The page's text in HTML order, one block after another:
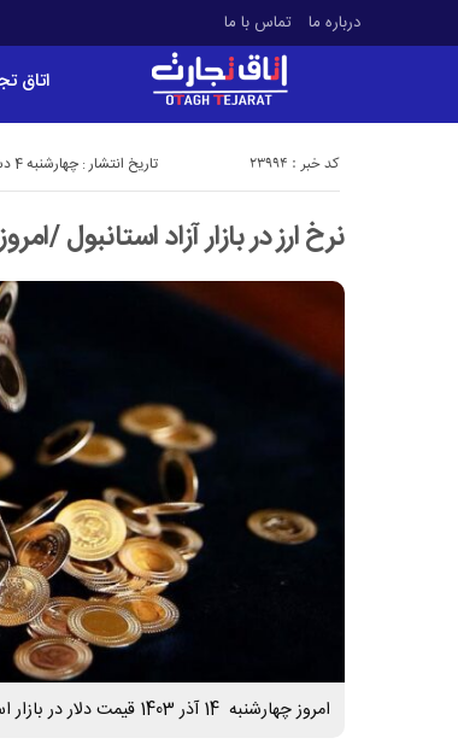
درباره ما تماس با ما
اتاق
تاریخ انتشار : چهارشنبه 4 دسامبر 2024 - 1:37 کد خبر : 23994
نرخ ارز در بازار آزاد استانبول /امروز
امروز چهارشنبه 14 آذر 1403 قیمت دلار در بازار استانبول با قیمت ۳۴.۷۴۷۰ لیر معامله شد.